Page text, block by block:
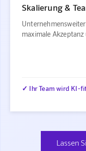
Skalierung &
maximale
✓ Ihr Team wird KI-
Lassen